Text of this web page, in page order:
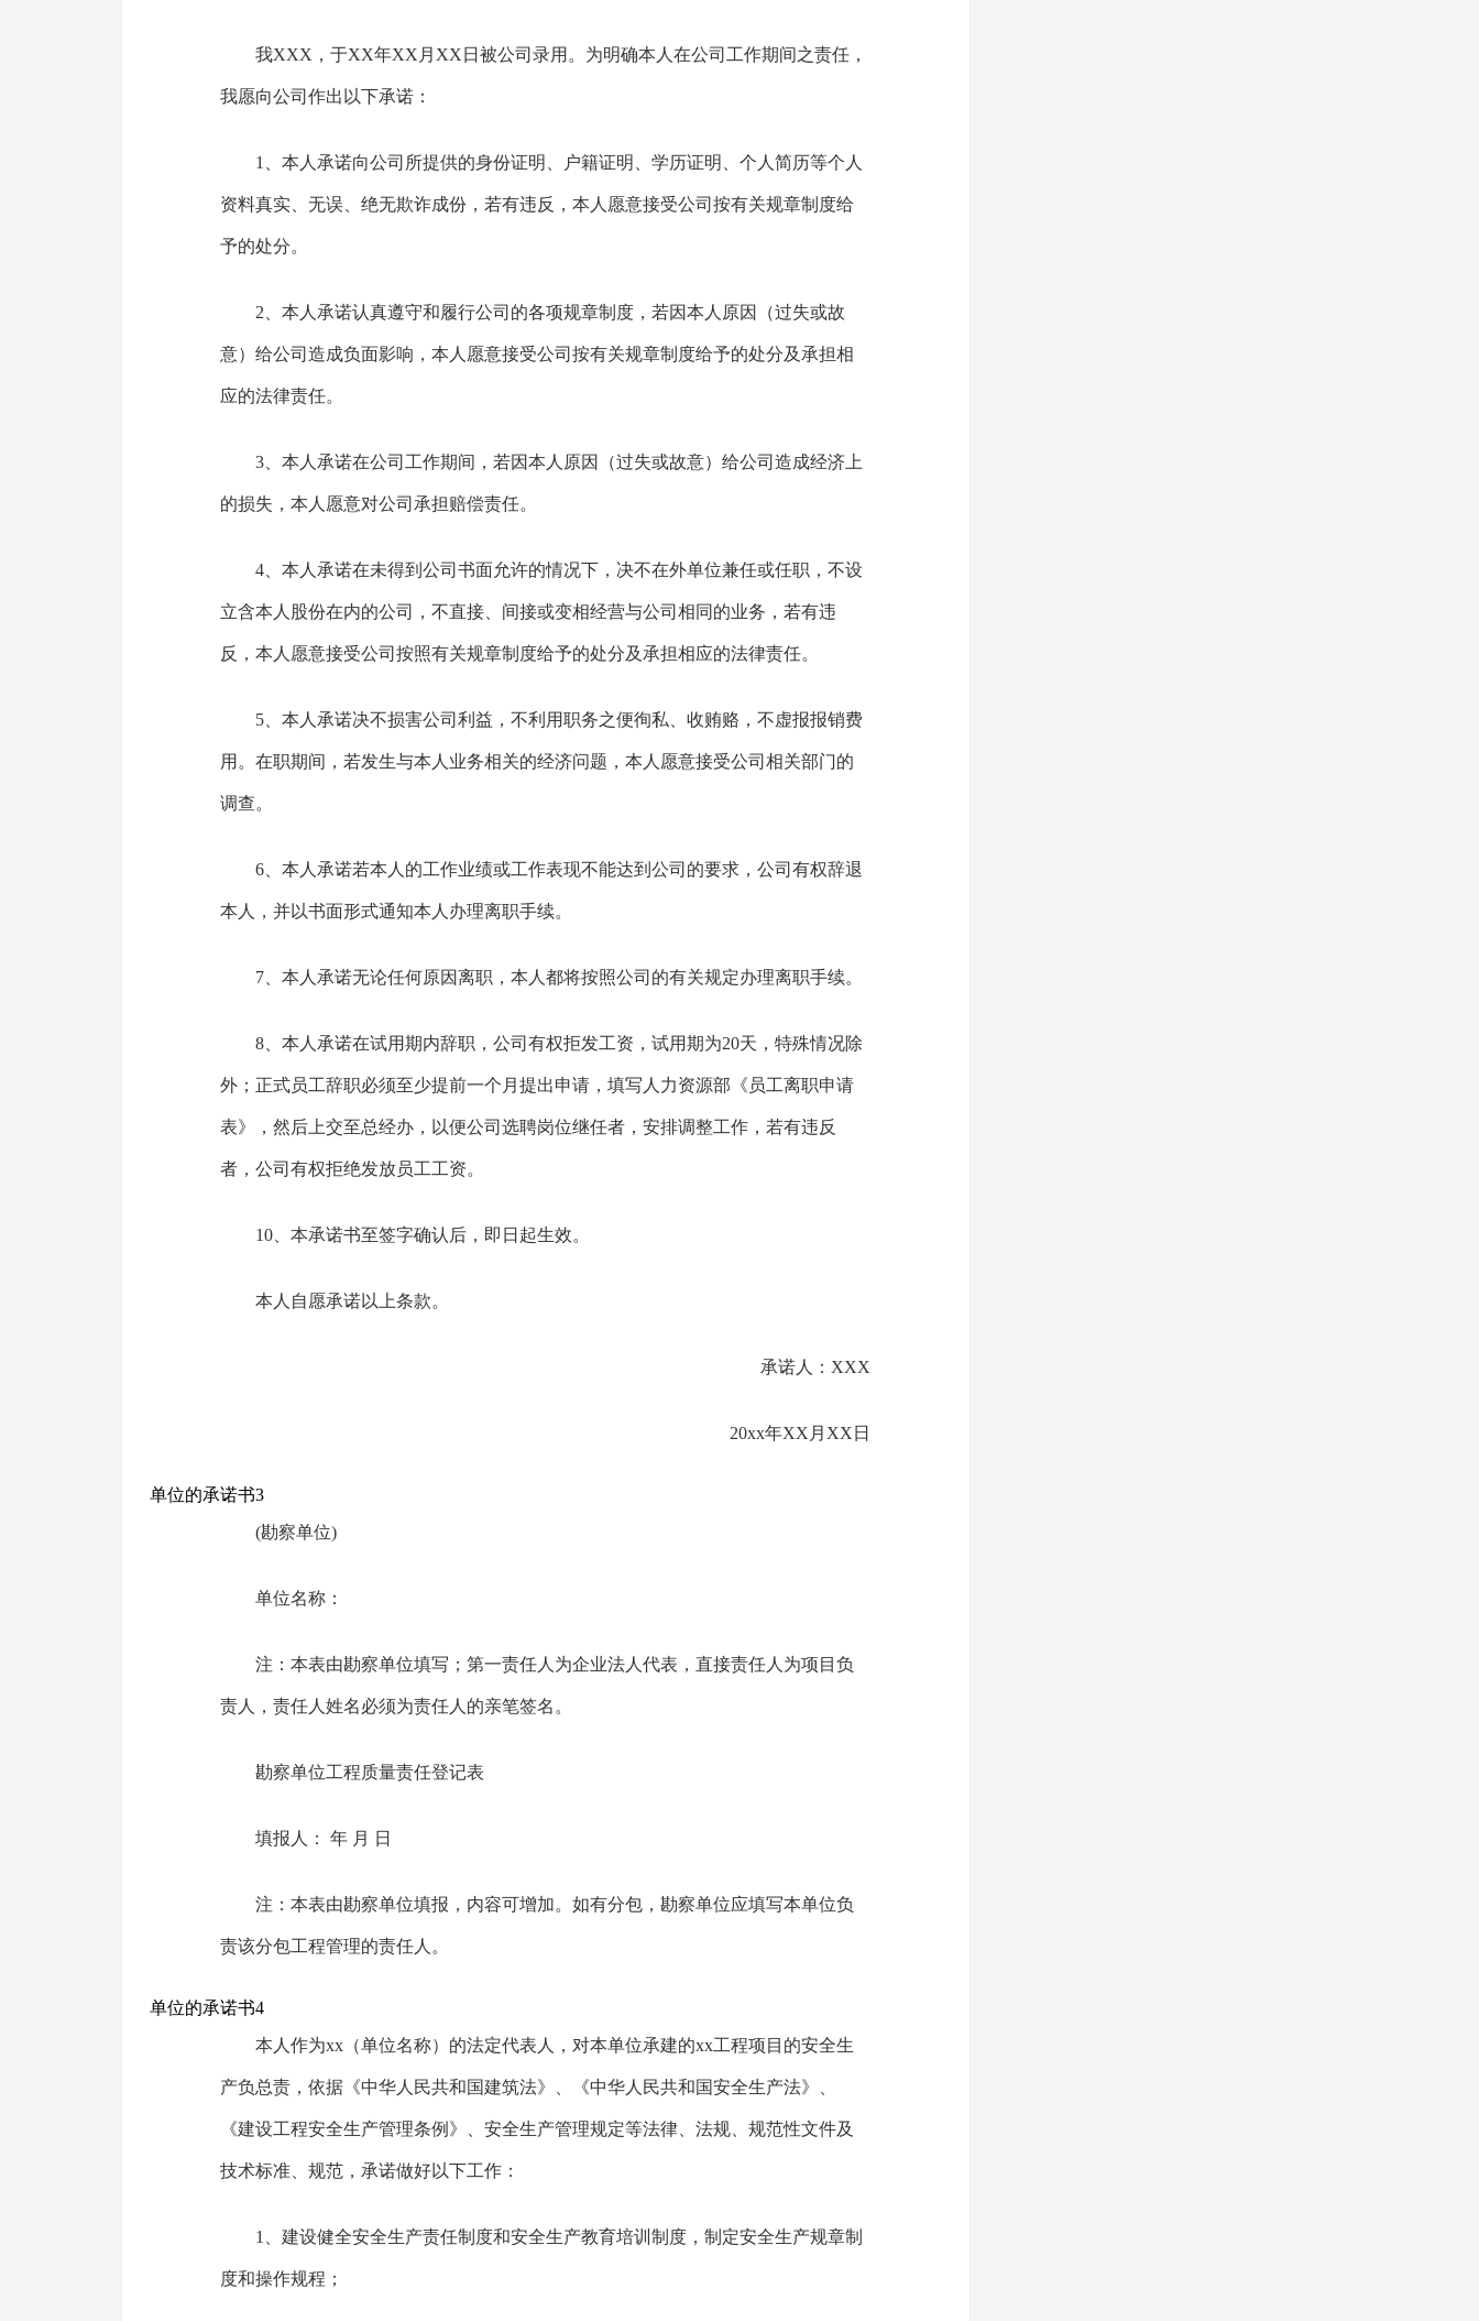
我XXX，于XX年XX月XX日被公司录用。为明确本人在公司工作期间之责任，
我愿向公司作出以下承诺：
1、本人承诺向公司所提供的身份证明、户籍证明、学历证明、个人简历等个人
资料真实、无误、绝无欺诈成份，若有违反，本人愿意接受公司按有关规章制度给
予的处分。
2、本人承诺认真遵守和履行公司的各项规章制度，若因本人原因（过失或故
意）给公司造成负面影响，本人愿意接受公司按有关规章制度给予的处分及承担相
应的法律责任。
3、本人承诺在公司工作期间，若因本人原因（过失或故意）给公司造成经济上
的损失，本人愿意对公司承担赔偿责任。
4、本人承诺在未得到公司书面允许的情况下，决不在外单位兼任或任职，不设
立含本人股份在内的公司，不直接、间接或变相经营与公司相同的业务，若有违
反，本人愿意接受公司按照有关规章制度给予的处分及承担相应的法律责任。
5、本人承诺决不损害公司利益，不利用职务之便徇私、收贿赂，不虚报报销费
用。在职期间，若发生与本人业务相关的经济问题，本人愿意接受公司相关部门的
调查。
6、本人承诺若本人的工作业绩或工作表现不能达到公司的要求，公司有权辞退
本人，并以书面形式通知本人办理离职手续。
7、本人承诺无论任何原因离职，本人都将按照公司的有关规定办理离职手续。
8、本人承诺在试用期内辞职，公司有权拒发工资，试用期为20天，特殊情况除
外；正式员工辞职必须至少提前一个月提出申请，填写人力资源部《员工离职申请
表》，然后上交至总经办，以便公司选聘岗位继任者，安排调整工作，若有违反
者，公司有权拒绝发放员工工资。
10、本承诺书至签字确认后，即日起生效。
本人自愿承诺以上条款。
承诺人：XXX
20xx年XX月XX日
单位的承诺书3
(勘察单位)
单位名称：
注：本表由勘察单位填写；第一责任人为企业法人代表，直接责任人为项目负
责人，责任人姓名必须为责任人的亲笔签名。
勘察单位工程质量责任登记表
填报人： 年 月 日
注：本表由勘察单位填报，内容可增加。如有分包，勘察单位应填写本单位负
责该分包工程管理的责任人。
单位的承诺书4
本人作为xx（单位名称）的法定代表人，对本单位承建的xx工程项目的安全生
产负总责，依据《中华人民共和国建筑法》、《中华人民共和国安全生产法》、
《建设工程安全生产管理条例》、安全生产管理规定等法律、法规、规范性文件及
技术标准、规范，承诺做好以下工作：
1、建设健全安全生产责任制度和安全生产教育培训制度，制定安全生产规章制
度和操作规程；